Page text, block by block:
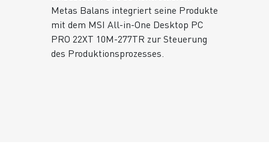
Metas Balans integriert seine Produkte
mit dem MSI All-in-One Desktop PC
PRO 22XT 10M-277TR zur Steuerung
des Produktionsprozesses.